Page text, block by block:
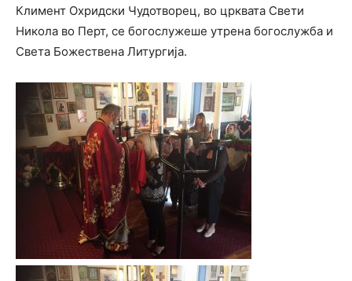
Климент Охридски Чудотворец, во црквата Свети
Никола во Перт, се богослужеше утрена богослужба и
Света Божествена Литургија.